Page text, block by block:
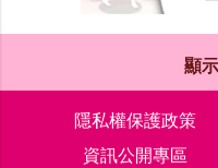
顯
隱私權保護政策
資訊公開專區